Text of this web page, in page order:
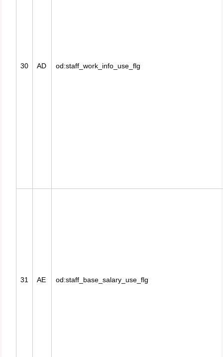
30 AD od:staff_work_info_use_flg
31 AE od:staff_base_salary_use_flg